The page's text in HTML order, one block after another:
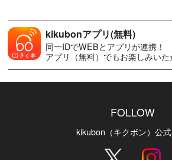
kikubonアプリ(無料)
同一IDでWEBとアプリが連携！
アプリ（無料）でもお楽しみいた
FOLLOW
kikubon（キクボン）公